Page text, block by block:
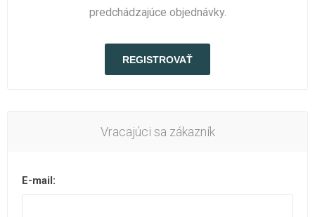
predchádzajúce objednávky.
Vracajúci sa zákazník
E-mail: